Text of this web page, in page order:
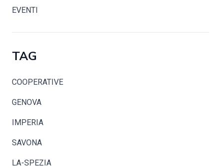
EVENTI
TAG
COOPERATIVE
GENOVA
IMPERIA
SAVONA
LA-SPEZIA